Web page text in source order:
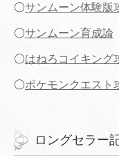
〇サンムーン体験版
〇サンムーン育成論
〇はねろコイキング
〇ポケモンクエスト
ロングセラー